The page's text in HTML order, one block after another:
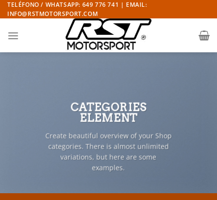
Saltar
al
TELÉFONO / WHATSAPP: 649 776 741 | EMAIL:
INFO@RSTMOTORSPORT.COM
CATEGORIES
ELEMENT
Create beautiful overview of your Shop
categories. There is almost unlimited
variations, but here are some
examples.